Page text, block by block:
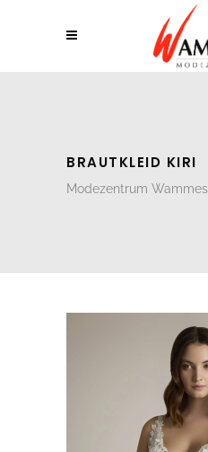
BRAUTKLEID KIRI
Modezentrum Wammes